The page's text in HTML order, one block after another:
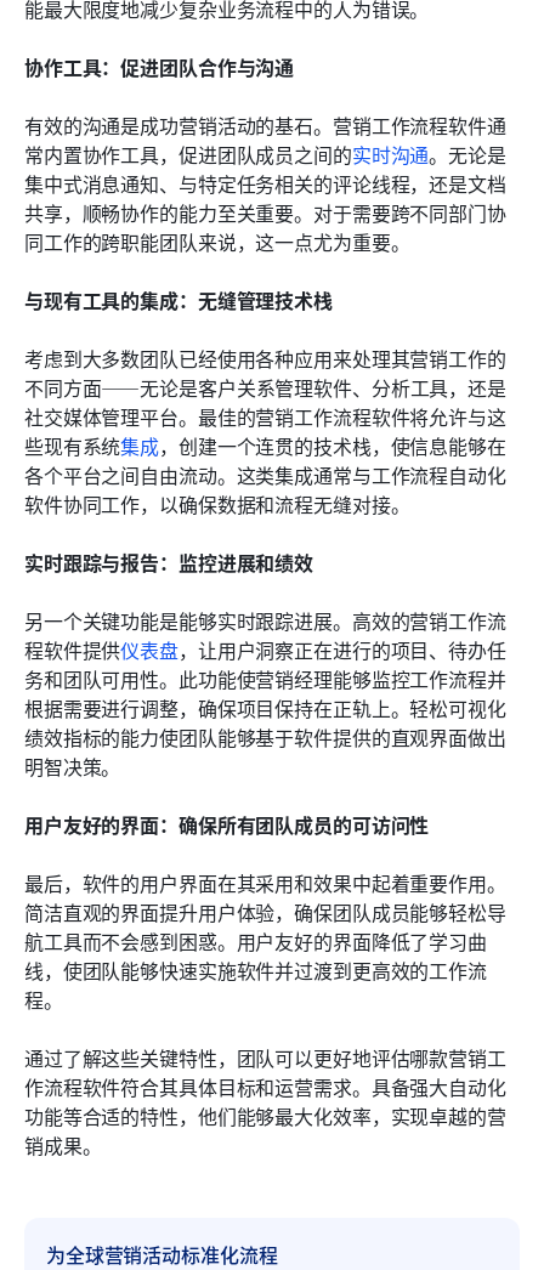
能最大限度地减少复杂业务流程中的人为错误。
协作工具：促进团队合作与沟通
有效的沟通是成功营销活动的基石。营销工作流程软件通
常内置协作工具，促进团队成员之间的实时沟通。无论是
集中式消息通知、与特定任务相关的评论线程，还是文档
共享，顺畅协作的能力至关重要。对于需要跨不同部门协
同工作的跨职能团队来说，这一点尤为重要。
与现有工具的集成：无缝管理技术栈
考虑到大多数团队已经使用各种应用来处理其营销工作的
不同方面——无论是客户关系管理软件、分析工具，还是
社交媒体管理平台。最佳的营销工作流程软件将允许与这
些现有系统集成，创建一个连贯的技术栈，使信息能够在
各个平台之间自由流动。这类集成通常与工作流程自动化
软件协同工作，以确保数据和流程无缝对接。
实时跟踪与报告：监控进展和绩效
另一个关键功能是能够实时跟踪进展。高效的营销工作流
程软件提供仪表盘，让用户洞察正在进行的项目、待办任
务和团队可用性。此功能使营销经理能够监控工作流程并
根据需要进行调整，确保项目保持在正轨上。轻松可视化
绩效指标的能力使团队能够基于软件提供的直观界面做出
明智决策。
用户友好的界面：确保所有团队成员的可访问性
最后，软件的用户界面在其采用和效果中起着重要作用。
简洁直观的界面提升用户体验，确保团队成员能够轻松导
航工具而不会感到困惑。用户友好的界面降低了学习曲
线，使团队能够快速实施软件并过渡到更高效的工作流
程。
通过了解这些关键特性，团队可以更好地评估哪款营销工
作流程软件符合其具体目标和运营需求。具备强大自动化
功能等合适的特性，他们能够最大化效率，实现卓越的营
销成果。
为全球营销活动标准化流程